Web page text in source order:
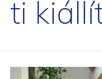
ti